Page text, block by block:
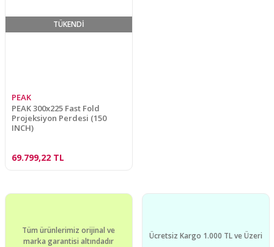
TÜKENDİ
PEAK
PEAK 300x225 Fast Fold
Projeksiyon Perdesi (150
INCH)
69.799,22 TL
Tüm ürünlerimiz orijinal ve
marka garantisi altındadır
Ücretsiz Kargo 1.000 TL ve Üzeri